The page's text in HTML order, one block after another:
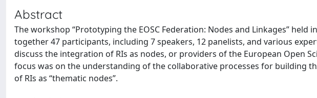
Abstract
The workshop “Prototyping the EOSC Federation: Nodes and Linkages” held
together 47 participants, including 7 speakers, 12 panelists, and various
discuss the integration of RIs as nodes, or providers of the European Open
focus was on the understanding of the collaborative processes for building
of RIs as “thematic nodes”.